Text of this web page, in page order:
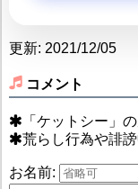
更新: 2021/12/05
コメント
「ケットシー」
荒らし行為や誹
お名前: